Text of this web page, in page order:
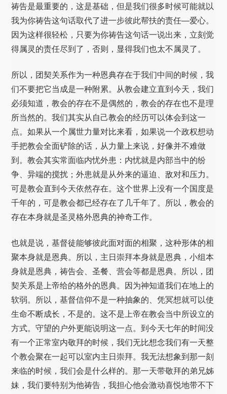
祷告是最重要的，这是基础，但是我们很多时候可能就以
我为你祷告这句话取代了进一步彼此帮扶的责任—爱心。
因为这样很轻松，只要为你祷告这句话一说出来，立刻觉
得属灵的责任尽到了，否则，显得我们也太不属灵了。
所以，团契关系作为一种恩典存在于我们中间的时候，我
们不要把它当成是一种附累。从教会建立直到今天，我们
必须知道，教会的存在不是偶然的，教会的存在也不是理
所当然的。我们其实从自己教会的经历可以体会到这一
点。如果从一个属世力量对比来看，如果说一个政权想动
手把教会全面铲除的话，从力量上来说，好像并不难做
到。教会其实常面临内忧外患：内忧就是内部当中的纷
争、异端的搅扰；外患就是从外来的逼迫、敌对和压力。
可是教会直到今天依然存在。这个世界上没有一个国度是
千年的，可是教会都已经存在了几千年了。所以，教会的
存在本身就是圣灵格外恩典的神奇工作。
也就是说，基督徒能够彼此面对面的相聚，这种形体的相
聚本身就是恩典。所以，主日崇拜本身就是恩典，小组本
身就是恩典，祷告会、圣餐、营会等都是恩典。所以，团
契关系是上帝给的格外的恩典。因为神知道我们在地上的
软弱。所以，基督信仰不是一种抽象的、凭冥想就可以使
生命不断成长，不是的。这不是上帝在教会当中所设立的
方式。守望的户外更能说明这一点。到今天七年的时间没
有一个正常室内敬拜的时候，我们无比想念我们有一天整
个教会聚在一起可以室内主日崇拜。我无法想象到那一刻
来临的时候，我们会是什么样的。那一天带敬拜的弟兄姊
妹，我们要特别为他祷告，我担心他会激动喜悦地带不下